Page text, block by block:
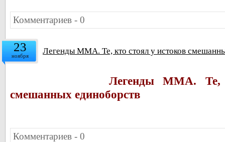
Комментариев - 0
23
ноября Легенды ММА. Те, кто стоял у истоков
Легенды ММА. Те,
смешанных единоборств
Комментариев - 0